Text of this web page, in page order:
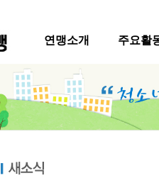
연맹소개 주요활